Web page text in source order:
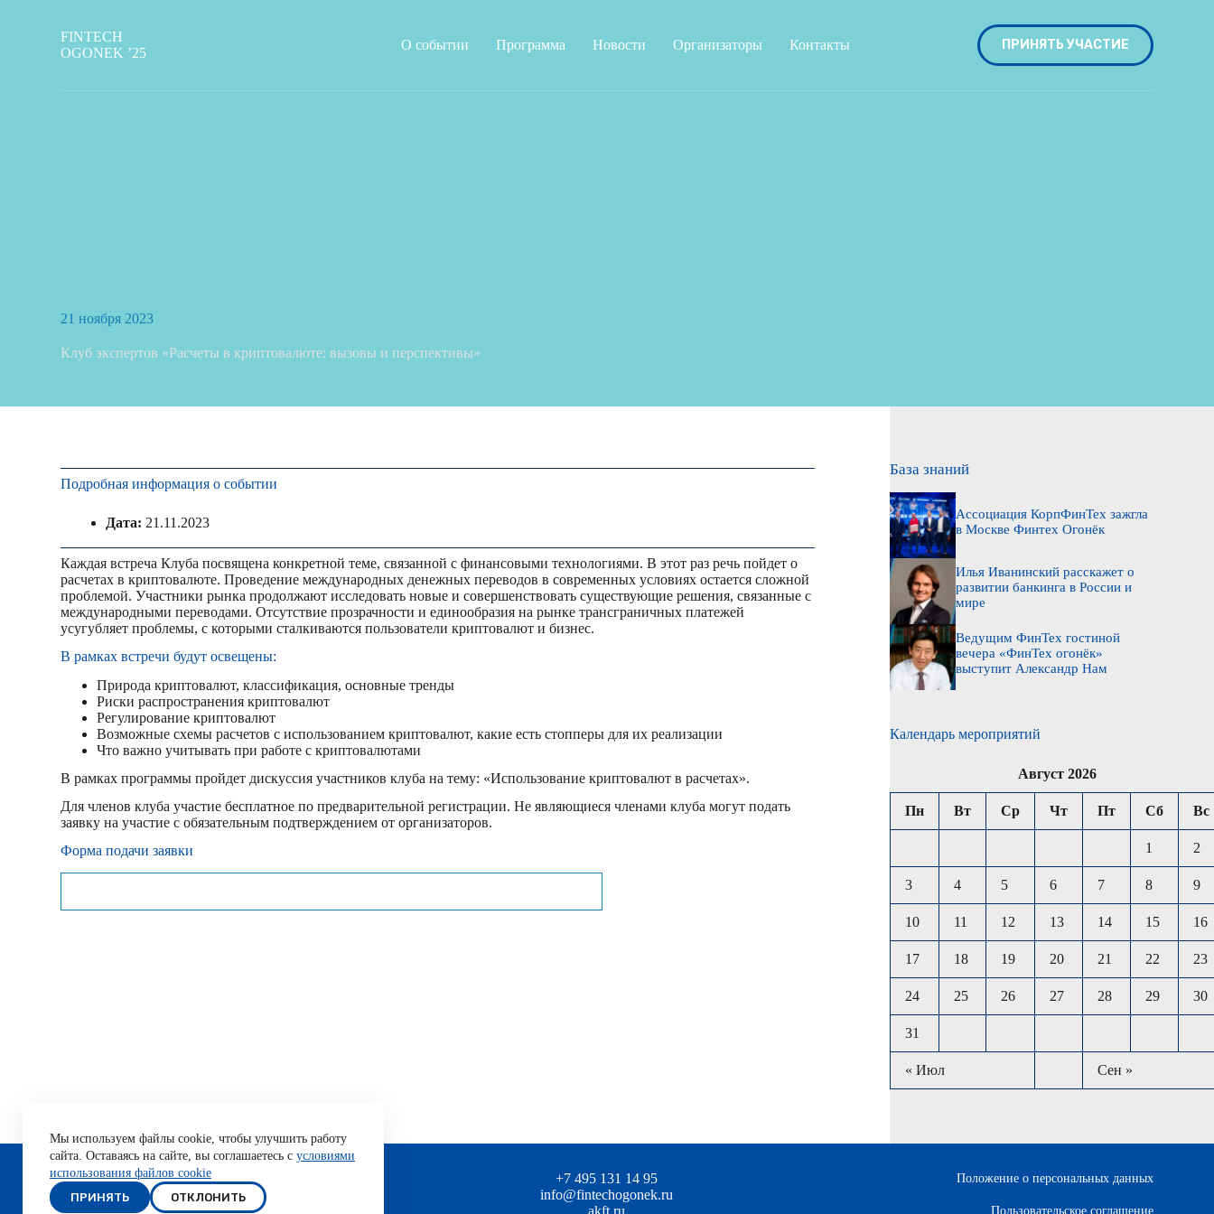
Мы используем файлы cookie, чтобы улучшить работу
сайта. Оставаясь на сайте, вы соглашаетесь с условиями
использования файлов cookie
ПРИНЯТЬ
ОТКЛОНИТЬ
FINTECH
OGONEK ’25
О событии Программа Новости Организаторы Контакты ПРИНЯТЬ УЧАСТИЕ
21 ноября 2023
Клуб экспертов «Расчеты в криптовалюте: вызовы и перспективы»
Подробная информация о событии
Дата: 21.11.2023
Каждая встреча Клуба посвящена конкретной теме, связанной с финансовыми технологиями. В этот раз речь пойдет о
расчетах в криптовалюте. Проведение международных денежных переводов в современных условиях остается сложной
проблемой. Участники рынка продолжают исследовать новые и совершенствовать существующие решения, связанные с
международными переводами. Отсутствие прозрачности и единообразия на рынке трансграничных платежей
усугубляет проблемы, с которыми сталкиваются пользователи криптовалют и бизнес.
В рамках встречи будут освещены:
Природа криптовалют, классификация, основные тренды
Риски распространения криптовалют
Регулирование криптовалют
Возможные схемы расчетов с использованием криптовалют, какие есть стопперы для их реализации
Что важно учитывать при работе с криптовалютами
В рамках программы пройдет дискуссия участников клуба на тему: «Использование криптовалют в расчетах».
Для членов клуба участие бесплатное по предварительной регистрации. Не являющиеся членами клуба могут подать
заявку на участие с обязательным подтверждением от организаторов.
Форма подачи заявки
База знаний
Ассоциация КорпФинТех зажгла
в Москве Финтех Огонёк
Илья Иванинский расскажет о
развитии банкинга в России и
мире
Ведущим ФинТех гостиной
вечера «ФинТех огонёк»
выступит Александр Нам
Календарь мероприятий
Август 2026
Пн Вт Ср Чт Пт Сб Вс
1 2
3 4 5 6 7 8 9
10 11 12 13 14 15 16
17 18 19 20 21 22 23
24 25 26 27 28 29 30
31
« Июл Сен »
Организатор
+7 495 131 14 95
info@fintechogonek.ru
akft.ru
Положение о персональных данных
Пользовательское соглашение